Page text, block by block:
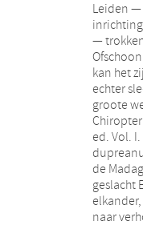
Leiden —
—
kan het
echter
groote
ed. Vol.
de
geslacht
naar
E.
hier
verschil
beide
gaat bij
beneden,